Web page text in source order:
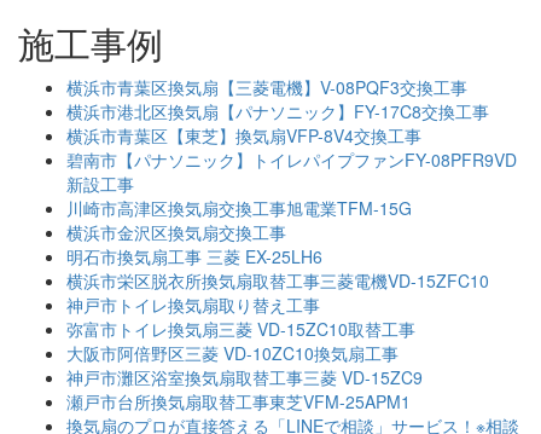
施工事例
横浜市青葉区換気扇【三菱電機】V-08PQF3交換工事
横浜市港北区換気扇【パナソニック】FY-17C8交換工事
横浜市青葉区【東芝】換気扇VFP-8V4交換工事
碧南市【パナソニック】トイレパイプファンFY-08PFR9VD
新設工事
川崎市高津区換気扇交換工事旭電業TFM-15G
横浜市金沢区換気扇交換工事
明石市換気扇工事 三菱 EX-25LH6
横浜市栄区脱衣所換気扇取替工事三菱電機VD-15ZFC10
神戸市トイレ換気扇取り替え工事
弥富市トイレ換気扇三菱 VD-15ZC10取替工事
大阪市阿倍野区三菱 VD-10ZC10換気扇工事
神戸市灘区浴室換気扇取替工事三菱 VD-15ZC9
瀬戸市台所換気扇取替工事東芝VFM-25APM1
換気扇のプロが直接答える「LINEで相談」サービス！※相談